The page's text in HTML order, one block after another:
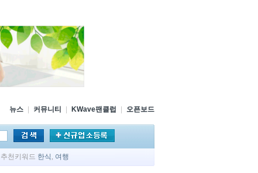
뉴스 커뮤니티 KWave팬클럽 오픈보드
추천키워드 한식 , 여행